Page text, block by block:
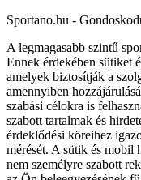
Sportano.hu -
A legmagasabb szintű
Ennek érdekében sütiket
amelyek biztosítják a
amennyiben
szabási célokra is
szabott tartalmak és
érdeklődési köreihez
mérését. A sütik és mobil
nem személyre szabott